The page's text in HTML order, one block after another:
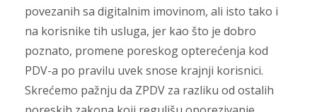
povezanih sa digitalnim imovinom, ali isto tako i
na korisnike tih usluga, jer kao što je dobro
poznato, promene poreskog opterećenja kod
PDV-a po pravilu uvek snose krajnji korisnici.
Skrećemo pažnju da ZPDV za razliku od ostalih